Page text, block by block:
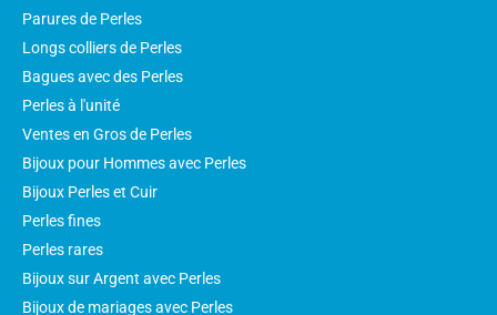
Parures de Perles
Longs colliers de Perles
Bagues avec des Perles
Perles à l'unité
Ventes en Gros de Perles
Bijoux pour Hommes avec Perles
Bijoux Perles et Cuir
Perles fines
Perles rares
Bijoux sur Argent avec Perles
Bijoux de mariages avec Perles